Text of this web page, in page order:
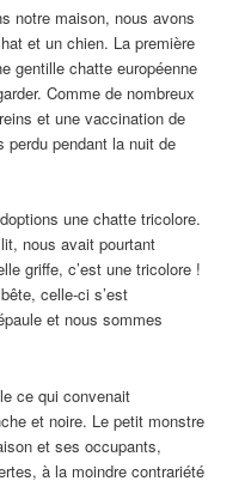
notre maison, nous avons
et un chien. La première
gentille chatte européenne
Comme de nombreux
et une vaccination de
perdu pendant la nuit de
une chatte tricolore.
nous avait pourtant
griffe, c’est une tricolore !
celle-ci s’est
et nous sommes
ce qui convenait
et noire. Le petit monstre
et ses occupants,
à la moindre contrariété